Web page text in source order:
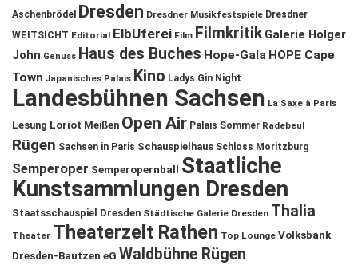
Aschenbrödel
Dresden Dresdner Musikfestspiele Dresdner
WEITSICHT Editorial ElbUferei Film Filmkritik Galerie Holger
John Genuss Haus des Buches Hope-Gala HOPE Cape
Town Japanisches Palais Kino Ladys Gin Night
Landesbühnen Sachsen La Saxe à Paris
Lesung Loriot Meißen Open Air Palais Sommer Radebeul
Rügen Sachsen in Paris Schauspielhaus Schloss Moritzburg
Semperoper Semperopernball
Staatliche
Kunstsammlungen Dresden
Staatsschauspiel Dresden Städtische Galerie Dresden Thalia
Theater Theaterzelt Rathen Top Lounge Volksbank
Dresden-Bautzen eG Waldbühne Rügen